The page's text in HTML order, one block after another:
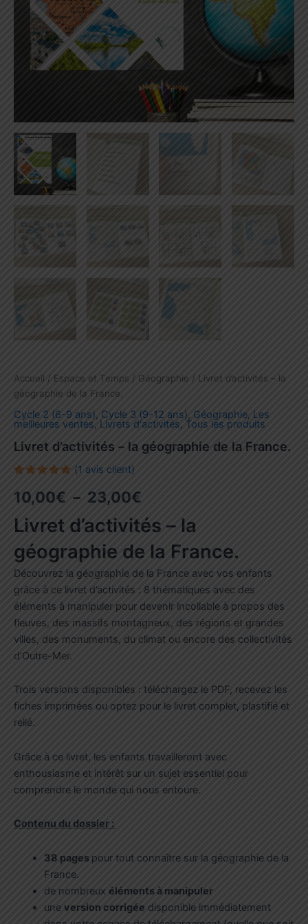
Accueil / Espace et Temps / Géographie / Livret d’activités – la
géographie de la France.
Cycle 2 (6-9 ans), Cycle 3 (9-12 ans), Géographie, Les
meilleures ventes, Livrets d'activités, Tous les produits
Livret d’activités – la géographie de la France.
sur 5
basé
notation
client
(1 avis client)
10,00€ – 23,00€
de
prix :
10,00€
à
23,00€
Livret d’activités – la
géographie de la France.
Découvrez la géographie de la France avec vos enfants
grâce à ce livret d’activités : 8 thématiques avec des
éléments à manipuler pour devenir incollable à propos des
fleuves, des massifs montagneux, des régions et grandes
villes, des monuments, du climat ou encore des collectivités
d’Outre-Mer.
Trois versions disponibles : téléchargez le PDF, recevez les
fiches imprimées ou optez pour le livret complet, plastifié et
relié.
Grâce à ce livret, les enfants travailleront avec
enthousiasme et intérêt sur un sujet essentiel pour
comprendre le monde qui nous entoure.
Contenu du dossier :
38 pages pour tout connaître sur la géographie de la
France.
de nombreux éléments à manipuler
une version corrigée disponible immédiatement